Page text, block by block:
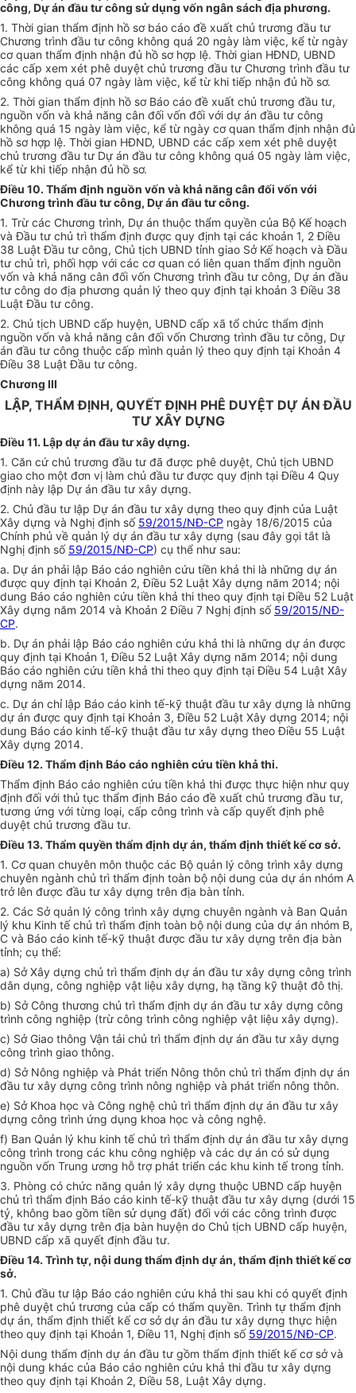
công, Dự án đầu tư công sử dụng vốn ngân sách địa phương.
1. Thời gian thẩm định hồ sơ báo cáo đề xuất chủ trương đầu tư
Chương trình đầu tư công không quá 20 ngày làm việc, kể từ ngày
cơ quan thẩm định nhận đủ hồ sơ hợp lệ. Thời gian HĐND, UBND
các cấp xem xét phê duyệt chủ trương đầu tư Chương trình đầu tư
công không quá 07 ngày làm việc, kể từ khi tiếp nhận đủ hồ sơ.
2. Thời gian thẩm định hồ sơ Báo cáo đề xuất chủ trương đầu tư,
nguồn vốn và khả năng cân đối vốn đối với dự án đầu tư công
không quá 15 ngày làm việc, kể từ ngày cơ quan thẩm định nhận đủ
hồ sơ hợp lệ. Thời gian HĐND, UBND các cấp xem xét phê duyệt
chủ trương đầu tư Dự án đầu tư công không quá 05 ngày làm việc,
kể từ khi tiếp nhận đủ hồ sơ.
Điều 10. Thẩm định nguồn vốn và khả năng cân đối vốn với
Chương trình đầu tư công, Dự án đầu tư công.
1. Trừ các Chương trình, Dự án thuộc thẩm quyền của Bộ Kế hoạch
và Đầu tư chủ trì thẩm định được quy định tại các khoản 1, 2 Điều
38 Luật Đầu tư công, Chủ tịch UBND tỉnh giao Sở Kế hoạch và Đầu
tư chủ trì, phối hợp với các cơ quan có liên quan thẩm định nguồn
vốn và khả năng cân đối vốn Chương trình đầu tư công, Dự án đầu
tư công do địa phương quản lý theo quy định tại khoản 3 Điều 38
Luật Đầu tư công.
2. Chủ tịch UBND cấp huyện, UBND cấp xã tổ chức thẩm định
nguồn vốn và khả năng cân đối vốn Chương trình đầu tư công, Dự
án đầu tư công thuộc cấp mình quản lý theo quy định tại Khoản 4
Điều 38 Luật Đầu tư công.
Chương III
LẬP, THẨM ĐỊNH, QUYẾT ĐỊNH PHÊ DUYỆT DỰ ÁN ĐẦU
TƯ XÂY DỰNG
Điều 11. Lập dự án đầu tư xây dựng.
1. Căn cứ chủ trương đầu tư đã được phê duyệt, Chủ tịch UBND
giao cho một đơn vị làm chủ đầu tư được quy định tại Điều 4 Quy
định này lập Dự án đầu tư xây dựng.
2. Chủ đầu tư lập Dự án đầu tư xây dựng theo quy định của Luật
Xây dựng và Nghị định số 59/2015/NĐ-CP ngày 18/6/2015 của
Chính phủ về quản lý dự án đầu tư xây dựng (sau đây gọi tắt là
Nghị định số 59/2015/NĐ-CP) cụ thể như sau:
a. Dự án phải lập Báo cáo nghiên cứu tiền khả thi là những dự án
được quy định tại Khoản 2, Điều 52 Luật Xây dựng năm 2014; nội
dung Báo cáo nghiên cứu tiền khả thi theo quy định tại Điều 52 Luật
Xây dựng năm 2014 và Khoản 2 Điều 7 Nghị định số 59/2015/NĐ-
CP.
b. Dự án phải lập Báo cáo nghiên cứu khả thi là những dự án được
quy định tại Khoản 1, Điều 52 Luật Xây dựng năm 2014; nội dung
Báo cáo nghiên cứu tiền khả thi theo quy định tại Điều 54 Luật Xây
dựng năm 2014.
c. Dự án chỉ lập Báo cáo kinh tế-kỹ thuật đầu tư xây dựng là những
dự án được quy định tại Khoản 3, Điều 52 Luật Xây dựng 2014; nội
dung Báo cáo kinh tế-kỹ thuật đầu tư xây dựng theo Điều 55 Luật
Xây dựng 2014.
Điều 12. Thẩm định Báo cáo nghiên cứu tiền khả thi.
Thẩm định Báo cáo nghiên cứu tiền khả thi được thực hiện như quy
định đối với thủ tục thẩm định Báo cáo đề xuất chủ trương đầu tư,
tương ứng với từng loại, cấp công trình và cấp quyết định phê
duyệt chủ trương đầu tư.
Điều 13. Thẩm quyền thẩm định dự án, thẩm định thiết kế cơ sở.
1. Cơ quan chuyên môn thuộc các Bộ quản lý công trình xây dựng
chuyên ngành chủ trì thẩm định toàn bộ nội dung của dự án nhóm A
trở lên được đầu tư xây dựng trên địa bàn tỉnh.
2. Các Sở quản lý công trình xây dựng chuyên ngành và Ban Quản
lý khu Kinh tế chủ trì thẩm định toàn bộ nội dung của dự án nhóm B,
C và Báo cáo kinh tế-kỹ thuật được đầu tư xây dựng trên địa bàn
tỉnh; cụ thể:
a) Sở Xây dựng chủ trì thẩm định dự án đầu tư xây dựng công trình
dân dụng, công nghiệp vật liệu xây dựng, hạ tầng kỹ thuật đô thị.
b) Sở Công thương chủ trì thẩm định dự án đầu tư xây dựng công
trình công nghiệp (trừ công trình công nghiệp vật liệu xây dựng).
c) Sở Giao thông Vận tải chủ trì thẩm định dự án đầu tư xây dựng
công trình giao thông.
d) Sở Nông nghiệp và Phát triển Nông thôn chủ trì thẩm định dự án
đầu tư xây dựng công trình nông nghiệp và phát triển nông thôn.
e) Sở Khoa học và Công nghệ chủ trì thẩm định dự án đầu tư xây
dựng công trình ứng dụng khoa học và công nghệ.
f) Ban Quản lý khu kinh tế chủ trì thẩm định dự án đầu tư xây dựng
công trình trong các khu công nghiệp và các dự án có sử dụng
nguồn vốn Trung ương hỗ trợ phát triển các khu kinh tế trong tỉnh.
3. Phòng có chức năng quản lý xây dựng thuộc UBND cấp huyện
chủ trì thẩm định Báo cáo kinh tế-kỹ thuật đầu tư xây dựng (dưới 15
tỷ, không bao gồm tiền sử dụng đất) đối với các công trình được
đầu tư xây dựng trên địa bàn huyện do Chủ tịch UBND cấp huyện,
UBND cấp xã quyết định đầu tư.
Điều 14. Trình tự, nội dung thẩm định dự án, thẩm định thiết kế cơ
sở.
1. Chủ đầu tư lập Báo cáo nghiên cứu khả thi sau khi có quyết định
phê duyệt chủ trương của cấp có thẩm quyền. Trình tự thẩm định
dự án, thẩm định thiết kế cơ sở dự án đầu tư xây dựng thực hiện
theo quy định tại Khoản 1, Điều 11, Nghị định số 59/2015/NĐ-CP.
Nội dung thẩm định dự án đầu tư gồm thẩm định thiết kế cơ sở và
nội dung khác của Báo cáo nghiên cứu khả thi đầu tư xây dựng
theo quy định tại Khoản 2, Điều 58, Luật Xây dựng.